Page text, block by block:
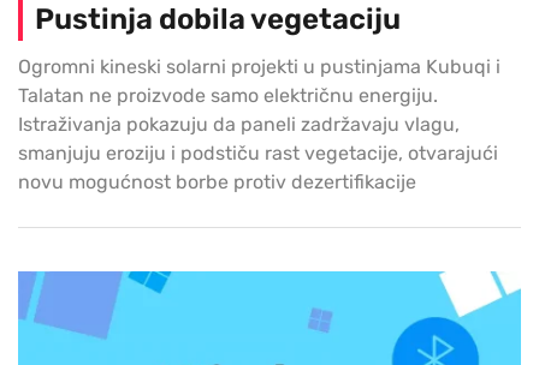
Pustinja dobila vegetaciju
Ogromni kineski solarni projekti u pustinjama Kubuqi i
Talatan ne proizvode samo električnu energiju.
Istraživanja pokazuju da paneli zadržavaju vlagu,
smanjuju eroziju i podstiču rast vegetacije, otvarajući
novu mogućnost borbe protiv dezertifikacije